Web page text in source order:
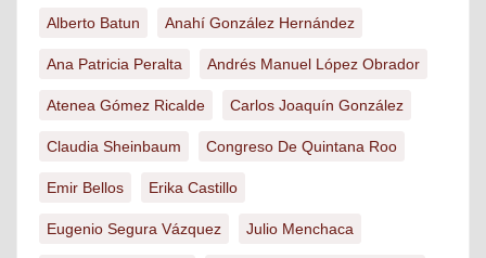
Alberto Batun Anahí González Hernández
Ana Patricia Peralta Andrés Manuel López Obrador
Atenea Gómez Ricalde Carlos Joaquín González
Claudia Sheinbaum Congreso De Quintana Roo
Emir Bellos Erika Castillo
Eugenio Segura Vázquez Julio Menchaca